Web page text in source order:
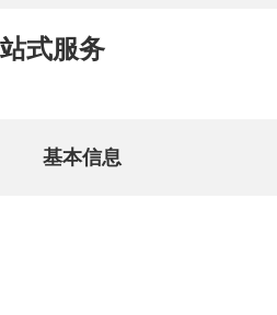
式服务
基本信息